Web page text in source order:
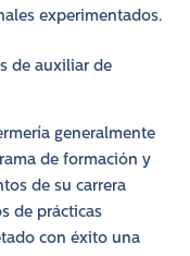
experimentados.
de auxiliar de
generalmente
de formación y
de su carrera
de prácticas
con éxito una